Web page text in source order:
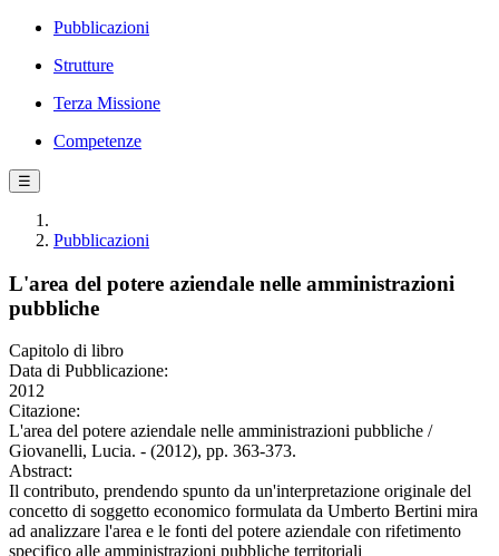
Pubblicazioni
Strutture
Terza Missione
Competenze
☰
Pubblicazioni
L'area del potere aziendale nelle amministrazioni
pubbliche
Capitolo di libro
Data di Pubblicazione:
2012
Citazione:
L'area del potere aziendale nelle amministrazioni pubbliche /
Giovanelli, Lucia. - (2012), pp. 363-373.
Abstract:
Il contributo, prendendo spunto da un'interpretazione originale del
concetto di soggetto economico formulata da Umberto Bertini mira
ad analizzare l'area e le fonti del potere aziendale con rifetimento
specifico alle amministrazioni pubbliche territoriali